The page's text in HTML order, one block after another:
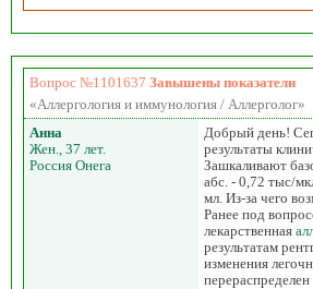
Вопрос №1101637 Завышены показатели
«Аллергология и иммунология / Аллерголог»
Анна
Жен., 37 лет.
Россия Онега
Добрый день!
результаты
Зашкаливают
абс. - 0,72 тыс/
мл. Из-за чего
Ранее под
лекарственная
результатам
изменения
перераспределен